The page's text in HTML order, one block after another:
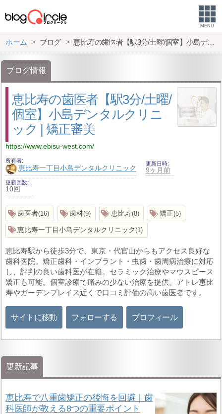
MENU
ホーム ブログ 恵比寿の歯医者【駅3分/土曜/個室】小島デンタルクリニック | 矯正審美
ブログ情報
恵比寿の歯医者【駅3分/土曜/
個室】小島デンタルクリニ
ック | 矯正審美
https://www.ebisu-west.com/
所有者
恵比寿一丁目小島デンタルクリニック
更新日時
9ヶ月前
更新回数
10回
歯医者 16 歯科 9 恵比寿 8 矯正 5
恵比寿一丁目小島デンタルクリニック 1
恵比寿駅から徒歩3分で、東京・代官山からもアクセス良好な
歯科医院。矯正歯科・インプラント・虫歯・歯周病治療に対応
し、評判の良い歯科医が在籍。セラミック治療やマウスピース
矯正も可能。個室診療で痛みの少ない治療を提供。アトレ恵比
寿やガーデンプレイス近くで口コミ評価の高い歯医者です。
サイトに移動 フォローする プロフィール
更新記事
恵比寿で八重歯矯正の後悔を回避｜歯
科医師が教える8つの重要ポイント